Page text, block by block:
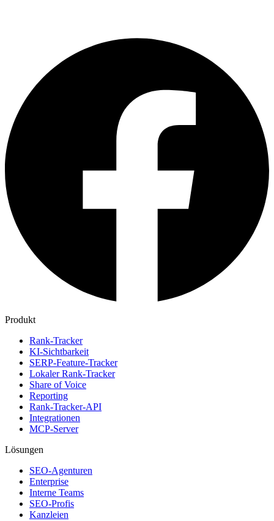
Produkt
Rank-Tracker
KI-Sichtbarkeit
SERP-Feature-Tracker
Lokaler Rank-Tracker
Share of Voice
Reporting
Rank-Tracker-API
Integrationen
MCP-Server
Lösungen
SEO-Agenturen
Enterprise
Interne Teams
SEO-Profis
Kanzleien